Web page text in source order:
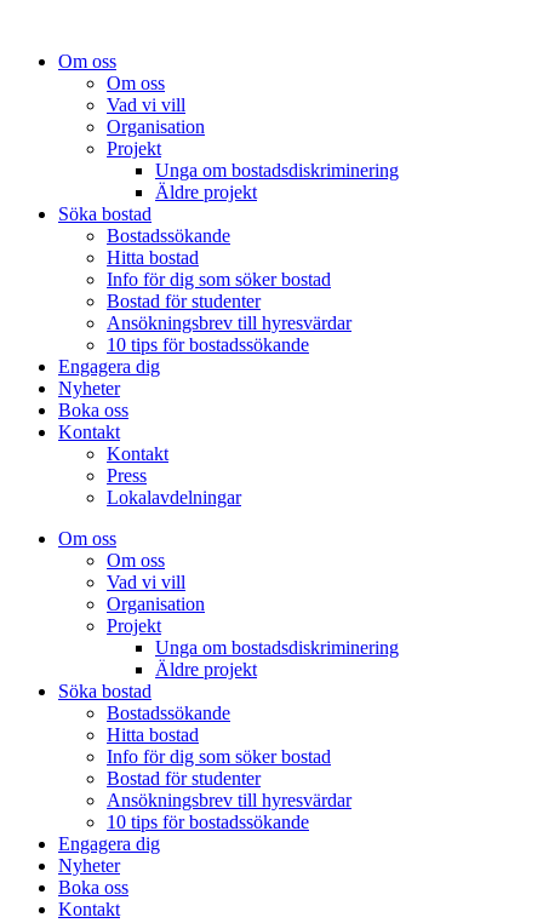
Om oss
Om oss
Vad vi vill
Organisation
Projekt
Unga om bostadsdiskriminering
Äldre projekt
Söka bostad
Bostadssökande
Hitta bostad
Info för dig som söker bostad
Bostad för studenter
Ansökningsbrev till hyresvärdar
10 tips för bostadssökande
Engagera dig
Nyheter
Boka oss
Kontakt
Kontakt
Press
Lokalavdelningar
Om oss
Om oss
Vad vi vill
Organisation
Projekt
Unga om bostadsdiskriminering
Äldre projekt
Söka bostad
Bostadssökande
Hitta bostad
Info för dig som söker bostad
Bostad för studenter
Ansökningsbrev till hyresvärdar
10 tips för bostadssökande
Engagera dig
Nyheter
Boka oss
Kontakt